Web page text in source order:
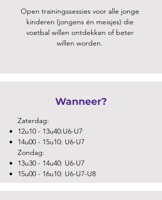
Open trainingssessies voor alle jonge
kinderen (jongens én meisjes) die
voetbal willen ontdekken of beter
willen worden.
Wanneer?
Zaterdag:
12u10 - 13u40:U6-U7
14u00 - 15u10: U6-U7
Zondag:
13u30 - 14u40: U6-U7
15u00 - 16u10: U6-U7-U8